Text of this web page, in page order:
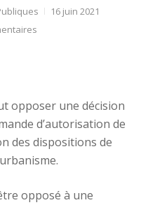
16 juin 2021
opposer une décision
d’autorisation de
des dispositions de
opposé à une